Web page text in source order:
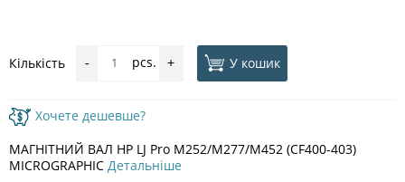
Кількість - pcs. + У кошик
Хочете дешевше?
МАГНІТНИЙ ВАЛ HP LJ Pro M252/M277/M452 (CF400-403)
MICROGRAPHIC Детальніше